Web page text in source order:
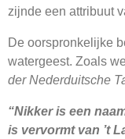
zijnde een attribuut
De oorspronkelijke
watergeest. Zoals
der Nederduitsche
“Nikker is een
is vervormt van ’t